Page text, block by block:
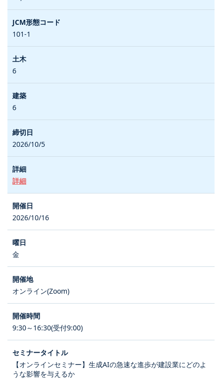
101-1
6
6
2026/10/5
詳細
2026/10/16
金
オンライン(Zoom)
9:30～16:30(受付9:00)
【オンラインセミナー】生成AIの急速な進歩が建設業にどのよ
うな影響を与えるか